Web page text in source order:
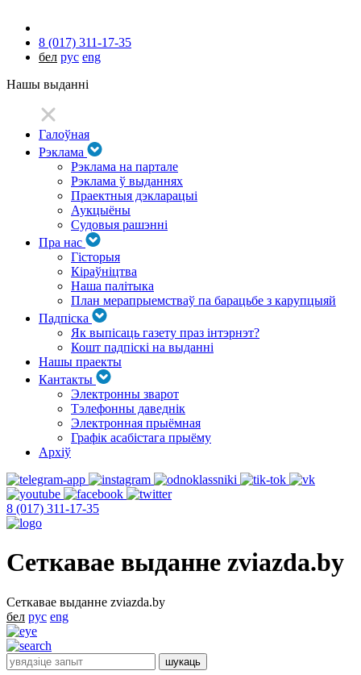
8 (017) 311-17-35
бел рус eng
Нашы выданні
Галоўная
Рэклама
Рэклама на партале
Рэклама ў выданнях
Праектныя дэкларацыі
Аукцыёны
Судовыя рашэнні
Пра нас
Гісторыя
Кіраўніцтва
Наша палітыка
План мерапрыемстваў па барацьбе з карупцыяй
Падпіска
Як выпісаць газету праз інтэрнэт?
Кошт падпіскі на выданні
Нашы праекты
Кантакты
Электронны зварот
Тэлефонны даведнік
Электронная прыёмная
Графік асабістага прыёму
Архіў
8 (017) 311-17-35
Сеткавае выданне zviazda.by
Сеткавае выданне zviazda.by
бел рус eng